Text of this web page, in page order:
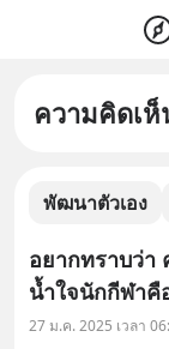
ความคิดเ
พัฒนาตัวเอง
อยากทราบว่า
น้ำใจนักกีฬาคื
27 ม.ค. 2025 เวลา